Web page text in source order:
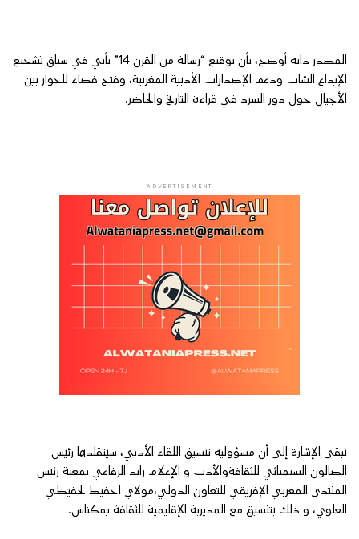
المصدر ذاته أوضح، بأن توقيع “رسالة من القرن 14” يأتي في سياق تشجيع
الإبداع الشاب ودعم الإصدارات الأدبية المغربية، وفتح فضاء للحوار بين
الأجيال حول دور السرد في قراءة التاريخ والحاضر.
ADVERTISEMENT
تبقى الإشارة إلى أن مسؤولية تنسيق اللقاء الأدبي، سيتقلدها رئيس
الصالون السيميائي للثقافةوالأدب و الإعلام زايد الرفاعي بمعية رئيس
المنتدى المغربي الإفريقي للتعاون الدولي،مولاي احفيظ لحفيظي
العلوي، و ذلك بتنسيق مع المديرية الإقليمية للثقافة بمكناس.